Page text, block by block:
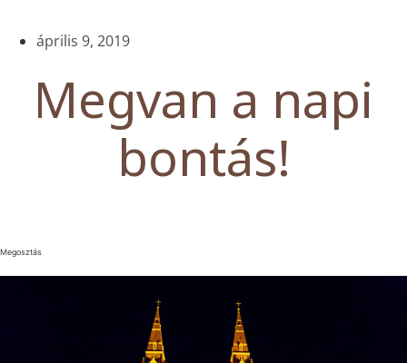
április 9, 2019
Megvan a napi
bontás!
Megosztás